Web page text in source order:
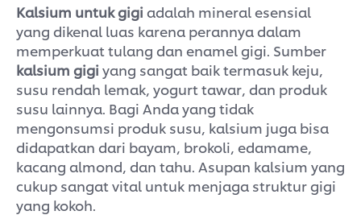
Kalsium untuk gigi adalah mineral esensial
yang dikenal luas karena perannya dalam
memperkuat tulang dan enamel gigi. Sumber
kalsium gigi yang sangat baik termasuk keju,
susu rendah lemak, yogurt tawar, dan produk
susu lainnya. Bagi Anda yang tidak
mengonsumsi produk susu, kalsium juga bisa
didapatkan dari bayam, brokoli, edamame,
kacang almond, dan tahu. Asupan kalsium yang
cukup sangat vital untuk menjaga struktur gigi
yang kokoh.